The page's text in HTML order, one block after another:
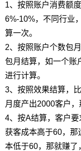
1、按照账户消费额
6%-10%，不同行业
算一次。
2、按照账户个数包
包月结算，如一个账
进行计算。
3、按照效果结算，
月度产出2000客户，
4、按A结算，客户
获客成本高于60，那
本低于60，那就赚了